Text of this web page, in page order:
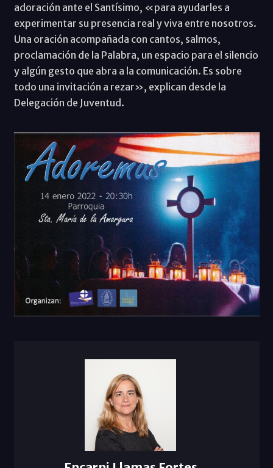
adoración ante el Santísimo, «para ayudarles a
experimentar su presencia real y viva entre nosotros.
Una oración acompañada con cantos, salmos,
proclamación de la Palabra, un espacio para el silencio
y algún gesto que abra a la comunicación. Es sobre
todo una invitación a rezar», explican desde la
Delegación de Juventud.